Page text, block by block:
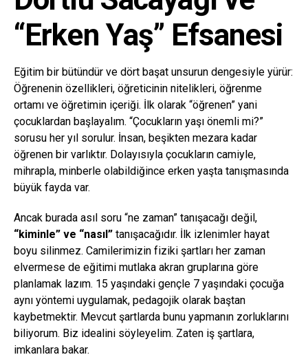
“Erken Yaş” Efsanesi
Eğitim bir bütündür ve dört başat unsurun dengesiyle yürür:
Öğrenenin özellikleri, öğreticinin nitelikleri, öğrenme
ortamı ve öğretimin içeriği. İlk olarak “öğrenen” yani
çocuklardan başlayalım. “Çocukların yaşı önemli mi?”
sorusu her yıl sorulur. İnsan, beşikten mezara kadar
öğrenen bir varlıktır. Dolayısıyla çocukların camiyle,
mihrapla, minberle olabildiğince erken yaşta tanışmasında
büyük fayda var.
Ancak burada asıl soru “ne zaman” tanışacağı değil,
“kiminle” ve “nasıl” tanışacağıdır. İlk izlenimler hayat
boyu silinmez. Camilerimizin fiziki şartları her zaman
elvermese de eğitimi mutlaka akran gruplarına göre
planlamak lazım. 15 yaşındaki gençle 7 yaşındaki çocuğa
aynı yöntemi uygulamak, pedagojik olarak baştan
kaybetmektir. Mevcut şartlarda bunu yapmanın zorluklarını
biliyorum. Biz idealini söyleyelim. Zaten iş şartlara,
imkanlara bakar.